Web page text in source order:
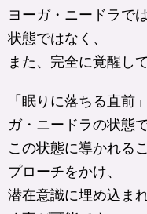
ヨーガ・ニードラで
状態ではなく、
また、完全に覚醒し
「眠りに落ちる直前
ガ・ニードラの状態で
この状態に導かれる
プローチをかけ、
潜在意識に埋め込ま